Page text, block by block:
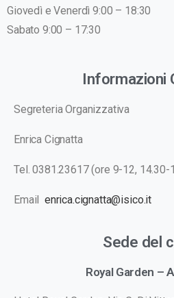
Giovedì e Venerdì 9:00 – 18:30
Sabato 9:00 – 17:30
Informazioni
Segreteria Organizzativa
Enrica Cignatta
Tel. 0381.23617 (ore 9-12, 14.30-
Email enrica.cignatta@isico.it
Sede del
Royal Garden –